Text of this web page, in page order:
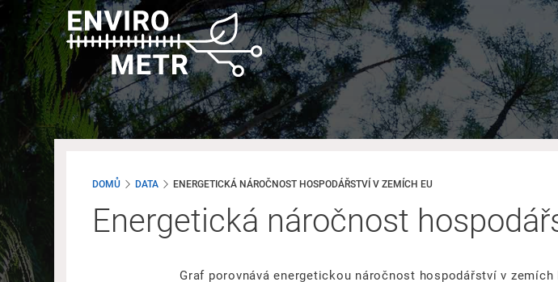
Přejít
k
hlavnímu
obsahu
DOMŮ DATA ENERGETICKÁ NÁROČNOST HOSPODÁŘSTVÍ V ZEMÍCH EU
Energetická náročnost
Graf porovnává energetickou náročnost hospodářství v